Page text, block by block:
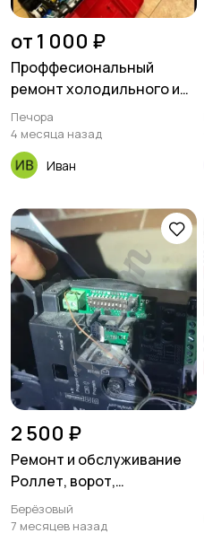
от 1 000 ₽
Проффесиональный
ремонт холодильного и
морозильного
оборудования
Печора
4 месяца назад
Иван
2 500 ₽
Ремонт и обслуживание
Роллет, ворот,
автоматики
Берёзовый
7 месяцев назад